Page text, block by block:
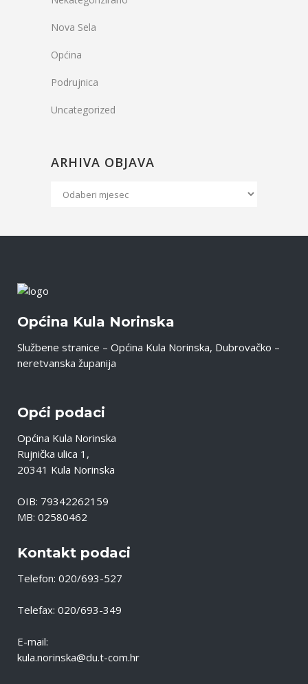
Nova Sela
Općina
Podrujnica
Uncategorized
ARHIVA OBJAVA
Arhiva
Općina Kula Norinska
Službene stranice – Općina Kula Norinska, Dubrovačko –
neretvanska županija
Opći podaci
Općina Kula Norinska
Rujnička ulica 1,
20341 Kula Norinska
OIB: 79342262159
MB: 02580462
Kontakt podaci
Telefon: 020/693-527
Telefax: 020/693-349
E-mail:
kula.norinska@du.t-com.hr